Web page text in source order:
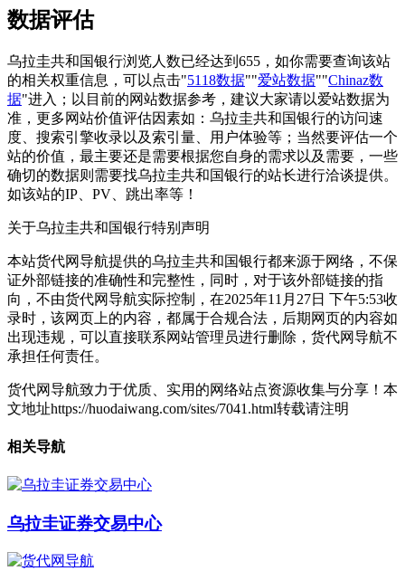
数据评估
乌拉圭共和国银行浏览人数已经达到655，如你需要查询该站
的相关权重信息，可以点击"5118数据""爱站数据""Chinaz数
据"进入；以目前的网站数据参考，建议大家请以爱站数据为
准，更多网站价值评估因素如：乌拉圭共和国银行的访问速
度、搜索引擎收录以及索引量、用户体验等；当然要评估一个
站的价值，最主要还是需要根据您自身的需求以及需要，一些
确切的数据则需要找乌拉圭共和国银行的站长进行洽谈提供。
如该站的IP、PV、跳出率等！
关于乌拉圭共和国银行特别声明
本站货代网导航提供的乌拉圭共和国银行都来源于网络，不保
证外部链接的准确性和完整性，同时，对于该外部链接的指
向，不由货代网导航实际控制，在2025年11月27日 下午5:53收
录时，该网页上的内容，都属于合规合法，后期网页的内容如
出现违规，可以直接联系网站管理员进行删除，货代网导航不
承担任何责任。
货代网导航致力于优质、实用的网络站点资源收集与分享！ 本
文地址https://huodaiwang.com/sites/7041.html转载请注明
相关导航
乌拉圭证券交易中心